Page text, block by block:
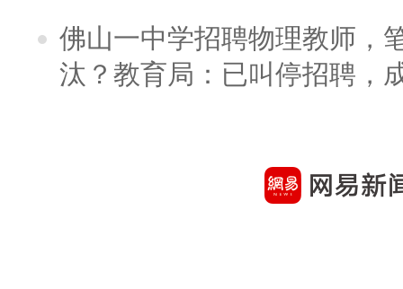
佛山一中学招聘物理教师，
汰？教育局：已叫停招聘，